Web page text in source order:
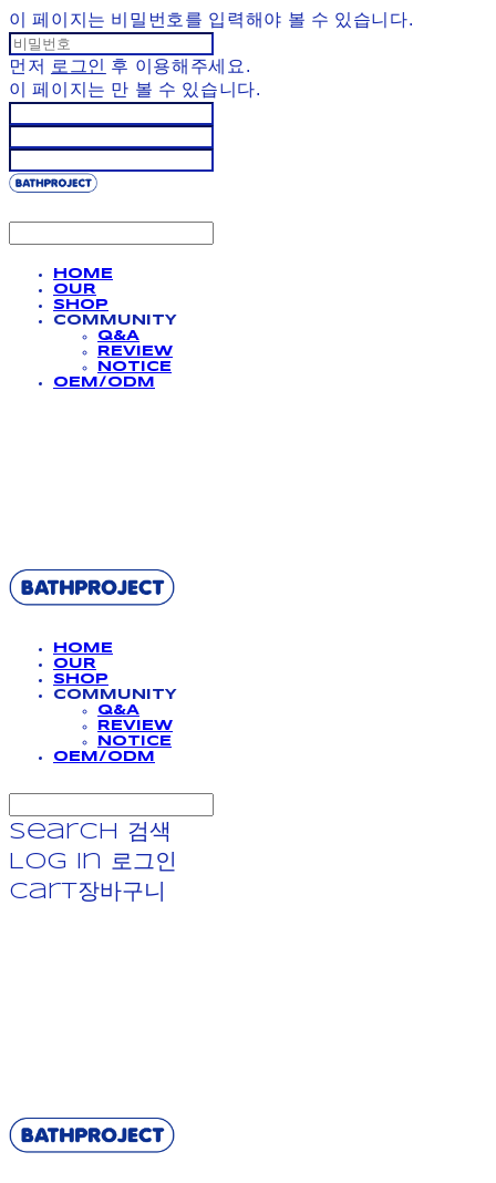
이 페이지는 비밀번호를 입력해야 볼 수 있습니다.
먼저 로그인 후 이용해주세요.
이 페이지는 만 볼 수 있습니다.
HOME
OUR
SHOP
COMMUNITY
Q&A
REVIEW
NOTICE
OEM/ODM
HOME
OUR
SHOP
COMMUNITY
Q&A
REVIEW
NOTICE
OEM/ODM
Search
검색
Log In
로그인
Cart장바구니